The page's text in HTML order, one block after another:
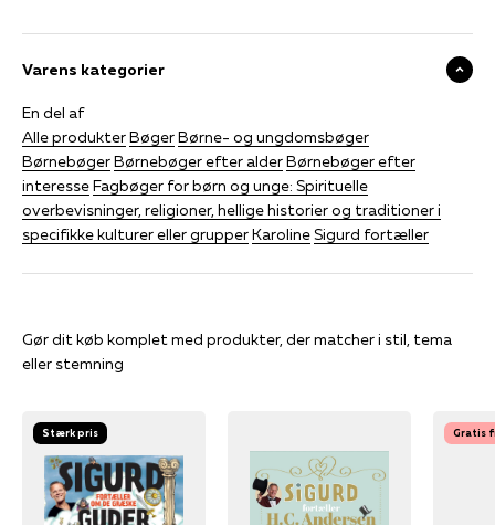
Varens kategorier
En del af
Alle produkterBøgerBørne- og ungdomsbøger
BørnebøgerBørnebøger efter alderBørnebøger efter
interesseFagbøger for børn og unge: Spirituelle
overbevisninger, religioner, hellige historier og traditioner i
specifikke kulturer eller grupperKarolineSigurd fortæller
Gør dit køb komplet med produkter, der matcher i stil, tema
eller stemning
Stærk pris Gratis